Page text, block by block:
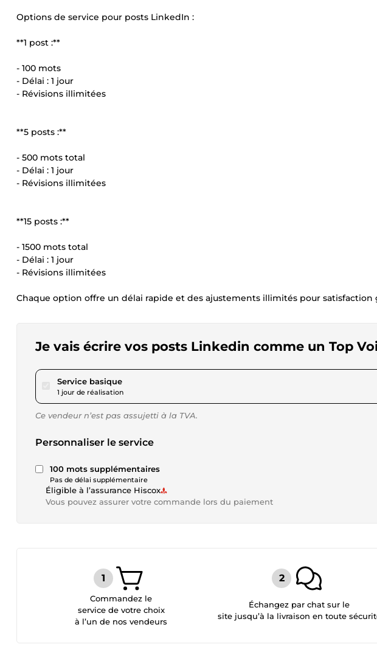
Options de service pour posts LinkedIn :
**1 post :**
- 100 mots
- Délai : 1 jour
- Révisions illimitées
**5 posts :**
- 500 mots total
- Délai : 1 jour
- Révisions illimitées
**15 posts :**
- 1500 mots total
- Délai : 1 jour
- Révisions illimitées
Chaque option offre un délai rapide et des ajustements illimités pour satisfaction
Je vais écrire vos posts Linkedin comme un Top
Service basiquepour 69,35 $US
1 jour de réalisation
Ce vendeur n’est pas assujetti à la TVA.
Personnaliser le service
100 mots supplémentaires
Pas de délai supplémentaire
Éligible à l’assurance Hiscox
Vous pouvez assurer votre commande lors du paiement
Commandez le
service de votre choix
à l’un de nos vendeurs
Échangez par chat sur le
site jusqu’à la livraison en toute